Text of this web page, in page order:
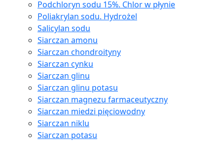
Podchloryn sodu 15%. Chlor w płynie
Poliakrylan sodu. Hydrożel
Salicylan sodu
Siarczan amonu
Siarczan chondroityny
Siarczan cynku
Siarczan glinu
Siarczan glinu potasu
Siarczan magnezu farmaceutyczny
Siarczan miedzi pięciowodny
Siarczan niklu
Siarczan potasu